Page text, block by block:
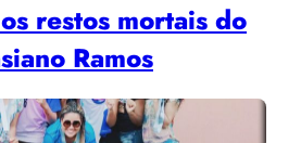
restos mortais do
Ramos